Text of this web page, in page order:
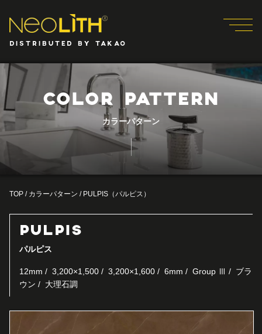
DISTRIBUTED BY TAKAO
COLOR PATTERN
カラーパターン
TOP / カラーパターン / PULPIS（パルピス）
PULPIS
パルピス
12mm 3,200×1,500 3,200×1,600 6mm Group Ⅲ
ブラ
ウン
大理石調